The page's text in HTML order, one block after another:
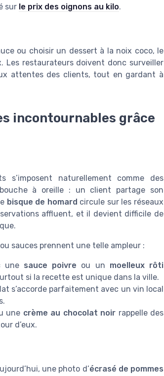
sur le prix des oignons au kilo.
ou choisir un dessert à la noix coco, le
Les restaurateurs doivent donc surveiller
attentes des clients, tout en gardant à
incontournables grâce
s’imposent naturellement comme des
bouche à oreille : un client partage son
bisque de homard circule sur les réseaux
affluent, et il devient difficile de
sauces prennent une telle ampleur :
une sauce poivre ou un moelleux rôti
si la recette est unique dans la ville.
s’accorde parfaitement avec un vin local
une crème au chocolat noir rappelle des
d’eux.
une photo d’écrasé de pommes